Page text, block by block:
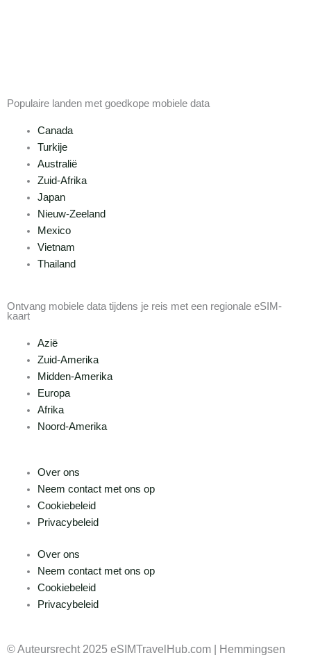
Populaire landen met goedkope mobiele data
Canada
Turkije
Australië
Zuid-Afrika
Japan
Nieuw-Zeeland
Mexico
Vietnam
Thailand
Ontvang mobiele data tijdens je reis met een regionale eSIM-
kaart
Azië
Zuid-Amerika
Midden-Amerika
Europa
Afrika
Noord-Amerika
Over ons
Neem contact met ons op
Cookiebeleid
Privacybeleid
Over ons
Neem contact met ons op
Cookiebeleid
Privacybeleid
© Auteursrecht 2025 eSIMTravelHub.com | Hemmingsen